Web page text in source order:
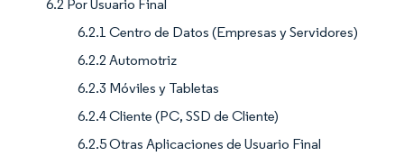
6.2 Por Usuario Final
6.2.1 Centro de Datos (Empresas y Servidores)
6.2.2 Automotriz
6.2.3 Móviles y Tabletas
6.2.4 Cliente (PC, SSD de Cliente)
6.2.5 Otras Aplicaciones de Usuario Final